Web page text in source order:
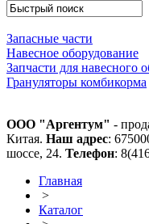
Запасные части
Навесное оборудование
Запчасти для навесного
Грануляторы комбикорма
ООО "Аргентум" -
Китая. Наш адрес:
шоссе, 24. Телефон:
Главная
>
Каталог